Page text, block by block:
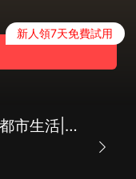
新人領7天免費試用
極品醫聖|現代言情|都市生活|超能|男頻|AI多播